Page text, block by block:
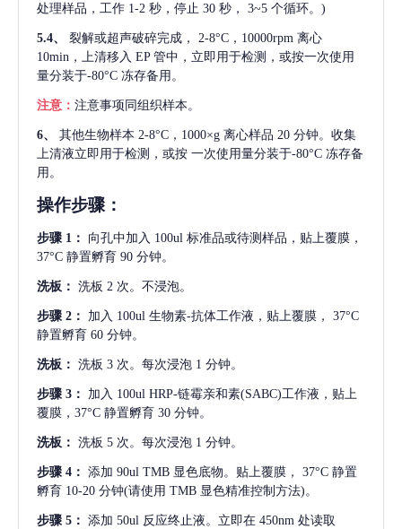
处理样品，工作 1-2 秒，停止 30 秒， 3~5 个循环。)
5.4、 裂解或超声破碎完成，
2-8°C，10000rpm 离心
10min，上清移入 EP 管中，立即用于检测，或按一次使用
量分装于-80°C 冻存备用。
注意： 注意事项同组织样本。
6、 其他生物样本 2-8°C，1000×g 离心样品 20 分钟。收集
上清液立即用于检测，或按 一次使用量分装于-80°C 冻存备
用。
操作步骤：
步骤 1： 向孔中加入 100ul 标准品或待测样品，贴上覆膜，
37°C 静置孵育 90 分钟。
洗板： 洗板 2 次。不浸泡。
步骤 2： 加入 100ul 生物素-抗体工作液，贴上覆膜， 37°C
静置孵育 60 分钟。
洗板： 洗板 3 次。每次浸泡 1 分钟。
步骤 3： 加入 100ul HRP-链霉亲和素(SABC)工作液，贴上
覆膜，37°C 静置孵育 30 分钟。
洗板： 洗板 5 次。每次浸泡 1 分钟。
步骤 4： 添加 90ul TMB 显色底物。贴上覆膜， 37°C 静置
孵育 10-20 分钟(请使用 TMB 显色精准控制方法)。
步骤 5： 添加 50ul 反应终止液。立即在 450nm 处读取